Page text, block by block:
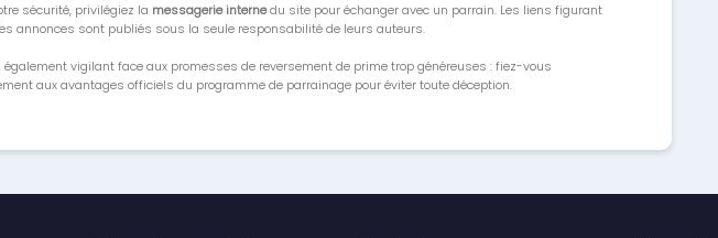
sécurité, privilégiez la messagerie internedu site pour échanger avec un parrain. Les liens figurant
annonces sont publiés sous la seule responsabilité de leurs auteurs.
également vigilant face aux promesses de reversement de prime trop généreuses : fiez-vous
aux avantages officiels du programme de parrainage pour éviter toute déception.